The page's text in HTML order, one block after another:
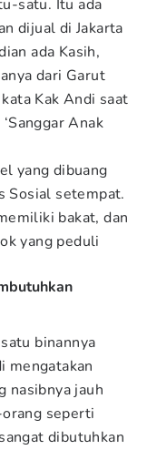
satu. Itu ada
dijual di Jakarta
ada Kasih,
dari Garut
Kak Andi saat
Anak
yang dibuang
Sosial setempat.
bakat, dan
yang peduli
binannya
mengatakan
nasibnya jauh
seperti
dibutuhkan